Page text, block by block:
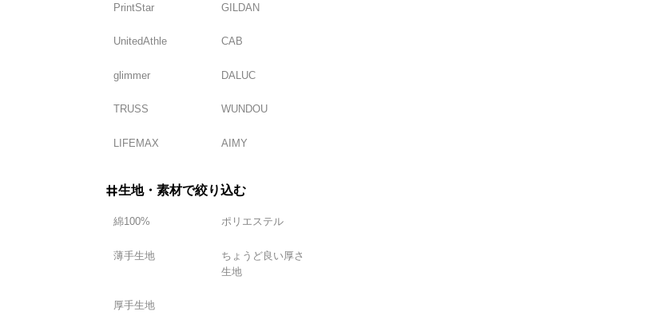
PrintStar GILDAN
UnitedAthle CAB
glimmer DALUC
TRUSS WUNDOU
LIFEMAX AIMY
生地・素材で絞り込む
綿100% ポリエステル
薄手生地
ちょうど良い厚さ
生地
厚手生地